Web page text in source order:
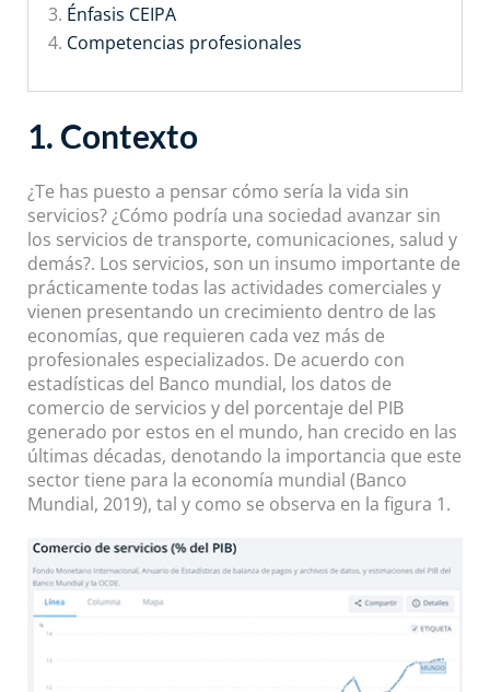
Énfasis CEIPA
Competencias profesionales
1. Contexto
¿Te has puesto a pensar cómo sería la vida sin
servicios? ¿Cómo podría una sociedad avanzar sin
los servicios de transporte, comunicaciones, salud y
demás?. Los servicios, son un insumo importante de
prácticamente todas las actividades comerciales y
vienen presentando un crecimiento dentro de las
economías, que requieren cada vez más de
profesionales especializados. De acuerdo con
estadísticas del Banco mundial, los datos de
comercio de servicios y del porcentaje del PIB
generado por estos en el mundo, han crecido en las
últimas décadas, denotando la importancia que este
sector tiene para la economía mundial (Banco
Mundial, 2019), tal y como se observa en la figura 1.